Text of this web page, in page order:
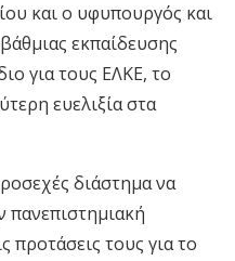
και ο υφυπουργός και
εκπαίδευσης
για τους ΕΛΚΕ, το
ευελιξία στα
διάστημα να
πανεπιστημιακή
προτάσεις τους για το